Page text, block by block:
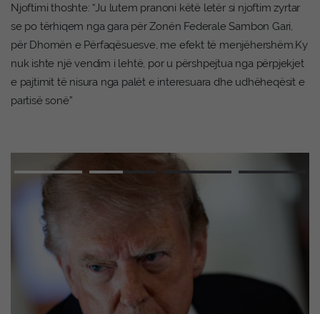
Njoftimi thoshte: “Ju lutem pranoni këtë letër si njoftim zyrtar
se po tërhiqem nga gara për Zonën Federale Sambon Gari,
për Dhomën e Përfaqësuesve, me efekt të menjëhershëm.Ky
nuk ishte një vendim i lehtë, por u përshpejtua nga përpjekjet
e pajtimit të nisura nga palët e interesuara dhe udhëheqësit e
partisë sonë”